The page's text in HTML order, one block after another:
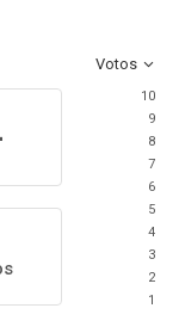
Votos
10
9
8
7
6
5
4
3
2
1